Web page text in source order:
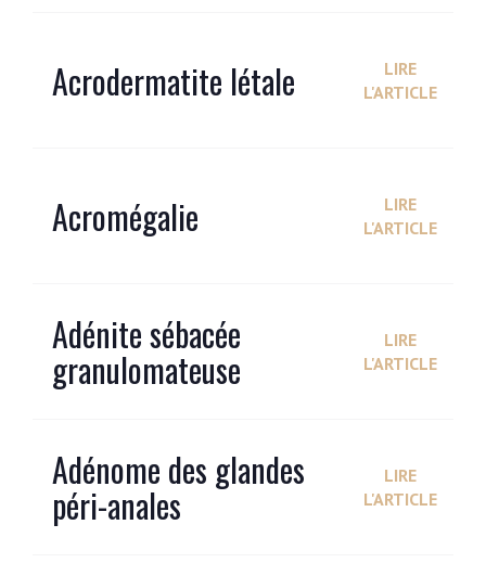
Acrodermatite létale
LIRE
L'ARTICLE
Acromégalie
LIRE
L'ARTICLE
Adénite sébacée
granulomateuse
LIRE
L'ARTICLE
Adénome des glandes
péri-anales
LIRE
L'ARTICLE